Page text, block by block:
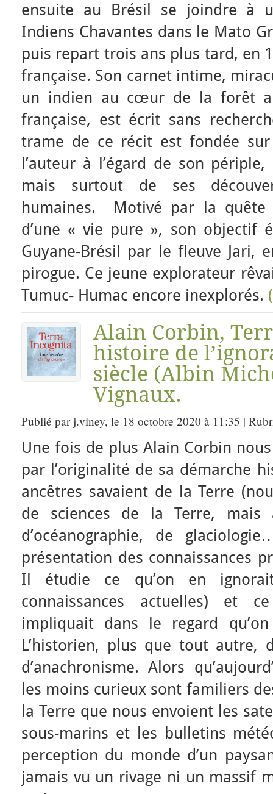
ensuite au Brésil se joindre à
Indiens Chavantes dans le Mato
puis repart trois ans plus tard, en
française. Son carnet intime,
un indien au cœur de la forêt
française, est écrit sans
trame de ce récit est fondée
l’auteur à l’égard de son
mais surtout de ses
humaines. Motivé par la quête
d’une « vie pure », son objectif
Guyane-Brésil par le fleuve Jari,
pirogue. Ce jeune explorateur
Tumuc- Humac encore inexplorés.
Alain Corbin,
histoire de
siècle (Albin
Vignaux.
Publié par j.viney, le 18 octobre 2020 à 11:35 |
Une fois de plus Alain Corbin
par l’originalité de sa démarche
ancêtres savaient de la Terre
de sciences de la Terre, mais
d’océanographie, de
présentation des connaissances
Il étudie ce qu’on en
connaissances actuelles) et
impliquait dans le regard
L’historien, plus que tout autre,
d’anachronisme. Alors
les moins curieux sont familiers
la Terre que nous envoient les
sous-marins et les bulletins
perception du monde d’un
jamais vu un rivage ni un massif